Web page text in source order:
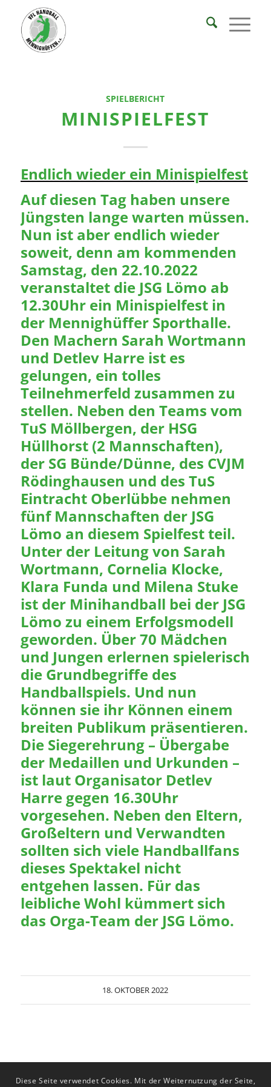
SPIELBERICHT
MINISPIELFEST
Endlich wieder ein Minispielfest
Auf diesen Tag haben unsere
Jüngsten lange warten müssen.
Nun ist aber endlich wieder
soweit, denn am kommenden
Samstag, den 22.10.2022
veranstaltet die JSG Lömo ab
12.30Uhr ein Minispielfest in
der Mennighüffer Sporthalle.
Den Machern Sarah Wortmann
und Detlev Harre ist es
gelungen, ein tolles
Teilnehmerfeld zusammen zu
stellen. Neben den Teams vom
TuS Möllbergen, der HSG
Hüllhorst (2 Mannschaften),
der SG Bünde/Dünne, des CVJM
Rödinghausen und des TuS
Eintracht Oberlübbe nehmen
fünf Mannschaften der JSG
Lömo an diesem Spielfest teil.
Unter der Leitung von Sarah
Wortmann, Cornelia Klocke,
Klara Funda und Milena Stuke
ist der Minihandball bei der JSG
Lömo zu einem Erfolgsmodell
geworden. Über 70 Mädchen
und Jungen erlernen spielerisch
die Grundbegriffe des
Handballspiels. Und nun
können sie ihr Können einem
breiten Publikum präsentieren.
Die Siegerehrung – Übergabe
der Medaillen und Urkunden –
ist laut Organisator Detlev
Harre gegen 16.30Uhr
vorgesehen. Neben den Eltern,
Großeltern und Verwandten
sollten sich viele Handballfans
dieses Spektakel nicht
entgehen lassen. Für das
leibliche Wohl kümmert sich
das Orga-Team der JSG Lömo.
18. OKTOBER 2022
Diese Seite verwendet Cookies. Mit der Weiternutzung der Seite,